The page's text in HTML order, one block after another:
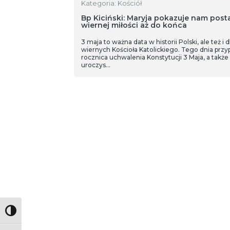
Toggle High Contrast
Kategoria: Kościół
Bp Kiciński: Maryja pokazuje nam
wiernej miłości aż do końca
3 maja to ważna data w historii Polski, ale też i
wiernych Kościoła Katolickiego. Tego dnia
rocznica uchwalenia Konstytucji 3 Maja, a także
uroczys…